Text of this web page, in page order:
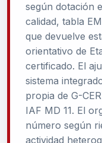
según dotación
calidad, tabla
que devuelve
orientativo de
certificado. El
sistema
propia de G-
IAF MD 11. El
número según
actividad